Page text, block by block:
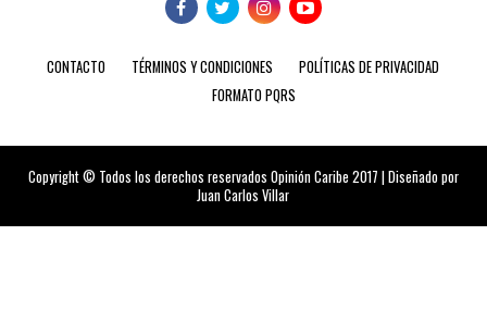
CONTACTO TÉRMINOS Y CONDICIONES
POLÍTICAS DE PRIVACIDAD
FORMATO PQRS
Copyright © Todos los derechos reservados Opinión Caribe 2017 | Diseñado por
Juan Carlos Villar